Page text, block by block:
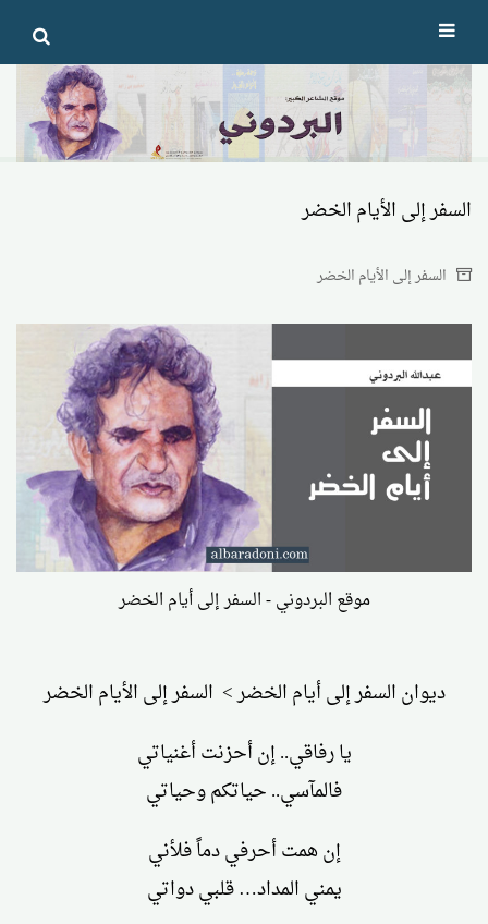
Skip
to
content
السفر إلى الأيام الخضر
السفر إلى الأيام الخضر
موقع البردوني - السفر إلى أيام الخضر
ديوان السفر إلى أيام الخضر > السفر إلى الأيام الخضر
يا رفاقي.. إن أحزنت أغنياتي
فالمآسي.. حياتكم وحياتي
إن همت أحرفي دماً فلأني
يمني المداد… قلبي دواتي